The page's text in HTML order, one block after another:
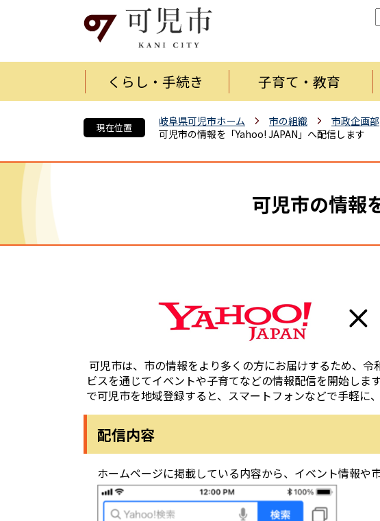
くらし・手続き 子育て・教育
現在位置 岐阜県可児市ホーム 市の組織 市政企画部
可児市の情報を「Yahoo! JAPAN」へ配信します
可児市の情報
可児市は、市の情報をより多くの方にお届けするため、
ビスを通じてイベントや子育てなどの情報配信を開始しま
で可児市を地域登録すると、スマートフォンなどで手軽に
配信内容
ホームページに掲載している内容から、イベント情報や